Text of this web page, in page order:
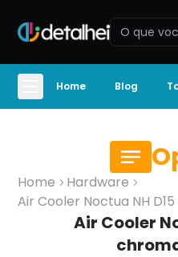
Home Blog
Home
Hardware
Air Cooler Noctua NH
Air Cooler